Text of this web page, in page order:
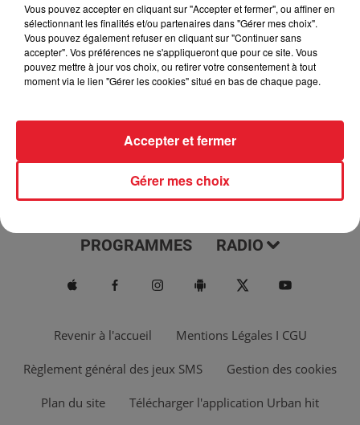
Le Morning Show
ACTUS MUSIQUES
PROGRAMMES RADIO
Revenir à l'accueil Mentions Légales I CGU
Règlement général des jeux SMS Gestion des cookies
Plan du site Télécharger l'application Urban hit
Vous pouvez accepter en cliquant sur "Accepter et fermer", ou affiner en
sélectionnant les finalités et/ou partenaires dans "Gérer mes choix".
Vous pouvez également refuser en cliquant sur "Continuer sans
accepter". Vos préférences ne s'appliqueront que pour ce site. Vous
pouvez mettre à jour vos choix, ou retirer votre consentement à tout
moment via le lien "Gérer les cookies" situé en bas de chaque page.
Gérer mes choix
Accepter et fermer